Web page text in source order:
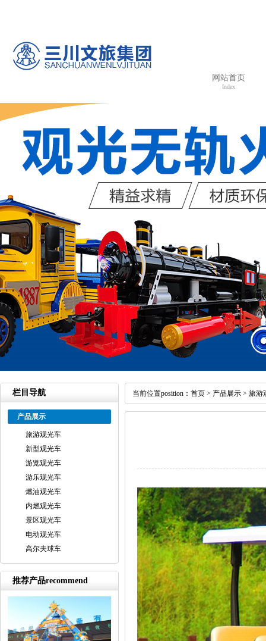
网站首页
Index
栏目导航
产品展示
旅游观光车
新型观光车
游览观光车
游乐观光车
燃油观光车
内燃观光车
景区观光车
电动观光车
高尔夫球车
推荐产品recommend
当前位置position： 首页 > 产品展示 > 旅游